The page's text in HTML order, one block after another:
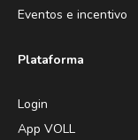
Eventos e incentivo
Plataforma
Login
App VOLL